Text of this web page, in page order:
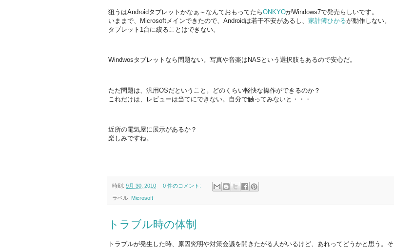
狙うはAndroidタブレットかなぁ～なんておもってたらONKYOがWindows7で発売らしいです。
いままで、Microsoftメインできたので、Androidは若干不安があるし、 家計簿ひかるが動作しない。
タブレット1台に絞ることはできない。
Windwosタブレットなら問題ない。写真や音楽はNASという選択肢もあるので安心だ。
ただ問題は、汎用OSだということ。どのくらい軽快な操作ができるのか？
これだけは、レビューは当てにできない。自分で触ってみないと・・・
近所の電気屋に展示があるか？
楽しみですね。
時刻: 9月 30, 2010 0 件のコメント:
ラベル: Microsoft
トラブル時の体制
トラブルが発生した時、原因究明や対策会議を開きたがる人がいるけど、あれってどうかと思う。そ